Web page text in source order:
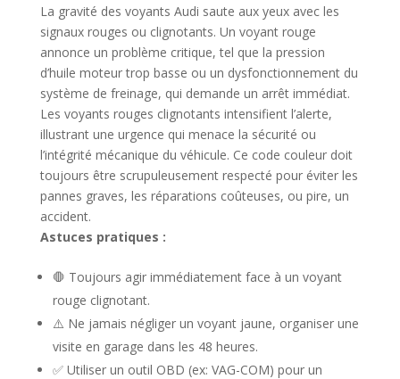
La gravité des voyants Audi saute aux yeux avec les
signaux rouges ou clignotants. Un voyant rouge
annonce un problème critique, tel que la pression
d’huile moteur trop basse ou un dysfonctionnement du
système de freinage, qui demande un arrêt immédiat.
Les voyants rouges clignotants intensifient l’alerte,
illustrant une urgence qui menace la sécurité ou
l’intégrité mécanique du véhicule. Ce code couleur doit
toujours être scrupuleusement respecté pour éviter les
pannes graves, les réparations coûteuses, ou pire, un
accident.
Astuces pratiques :
🛑 Toujours agir immédiatement face à un voyant
rouge clignotant.
⚠️ Ne jamais négliger un voyant jaune, organiser une
visite en garage dans les 48 heures.
✅ Utiliser un outil OBD (ex: VAG-COM) pour un